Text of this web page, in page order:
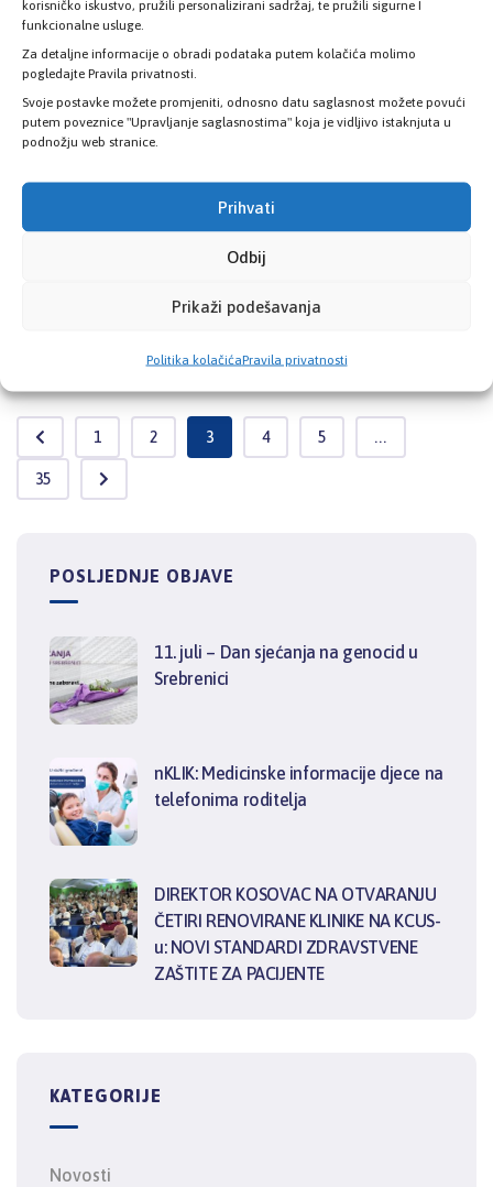
korisničko iskustvo, pružili personalizirani sadržaj, te pružili sigurne I
funkcionalne usluge.
Za detaljne informacije o obradi podataka putem kolačića molimo
pogledajte Pravila privatnosti.
Svoje postavke možete promjeniti, odnosno datu saglasnost možete povući
putem poveznice "Upravljanje saglasnostima" koja je vidljivo istaknjuta u
podnožju web stranice.
Prihvati
Odbij
Prikaži podešavanja
Politika kolačićaPravila privatnosti
Informacija o održanoj 5. redovnoj
sjednici UO
13,60 KB 20. Januara 2026.
Informacija o održanoj 5. redovnoj
1 2 3 4 5 ...
35
POSLJEDNJE OBJAVE
11. juli – Dan sjećanja na genocid u
Srebrenici
nKLIK: Medicinske informacije djece na
telefonima roditelja
DIREKTOR KOSOVAC NA OTVARANJU
ČETIRI RENOVIRANE KLINIKE NA KCUS-
u: NOVI STANDARDI ZDRAVSTVENE
ZAŠTITE ZA PACIJENTE
KATEGORIJE
Novosti